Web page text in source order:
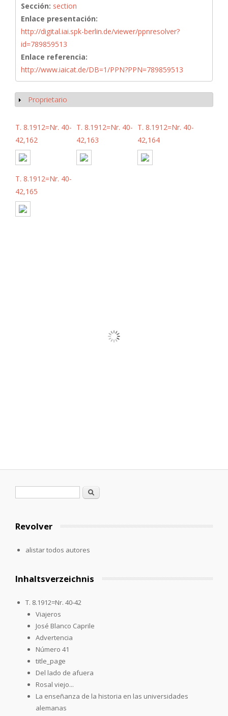
Sección: section
Enlace presentación:
http://digital.iai.spk-berlin.de/viewer/ppnresolver?
id=789859513
Enlace referencia:
http://www.iaicat.de/DB=1/PPN?PPN=789859513
Mostrar
Proprietario
T. 8.1912=Nr. 40-
42,162
T. 8.1912=Nr. 40-
42,163
T. 8.1912=Nr. 40-
42,164
T. 8.1912=Nr. 40-
42,165
Formulario de búsqueda
Buscar
Revolver
alistar todos autores
Inhaltsverzeichnis
T. 8.1912=Nr. 40-42
Viajeros
José Blanco Caprile
Advertencia
Número 41
title_page
Del lado de afuera
Rosal viejo...
La enseñanza de la historia en las universidades
alemanas